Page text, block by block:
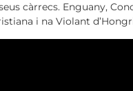
càrrecs. Enguany,
i na Violant